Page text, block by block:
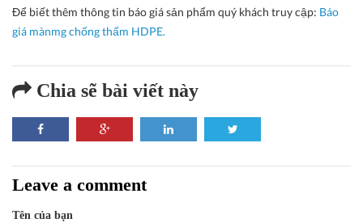
Để biết thêm thông tin báo giá sản phẩm quý khách truy cập: Báo
giá mànmg chống thấm HDPE.
Chia sẽ bài viết này
Leave a comment
Tên của bạn